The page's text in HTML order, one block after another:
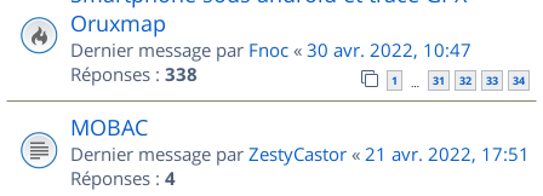
Oruxmap
Dernier message par Fnoc « 30 avr. 2022, 10:47
Réponses : 338 1 … 31 32 33 34
MOBAC
Dernier message par ZestyCastor « 21 avr. 2022, 17:51
Réponses : 4